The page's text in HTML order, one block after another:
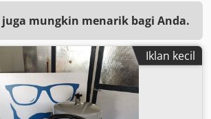
mungkin menarik bagi Anda.
Iklan kecil